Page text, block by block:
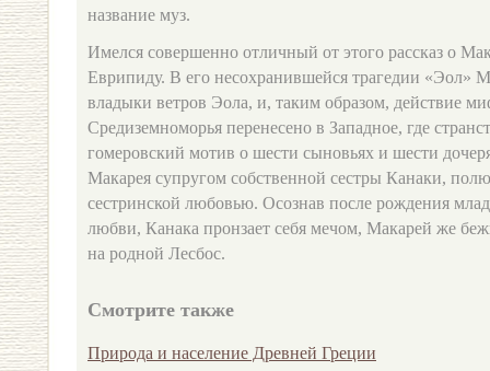
название муз.
Имелся совершенно отличный от этого рассказ о
Еврипиду. В его несохранившейся трагедии «Эол»
владыки ветров Эола, и, таким образом, действие
Средиземноморья перенесено в Западное, где
гомеровский мотив о шести сыновьях и шести
Макарея супругом собственной сестры Канаки,
сестринской любовью. Осознав после рождения
любви, Канака пронзает себя мечом, Макарей же
на родной Лесбос.
Смотрите также
Природа и население Древней Греции